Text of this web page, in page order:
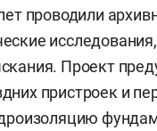
проводили
Проект
пристроек и